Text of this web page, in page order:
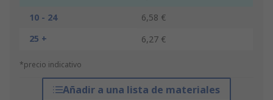
10 - 24
6,58 €
25 +
6,27 €
*precio indicativo
Añadir a una lista de materiales